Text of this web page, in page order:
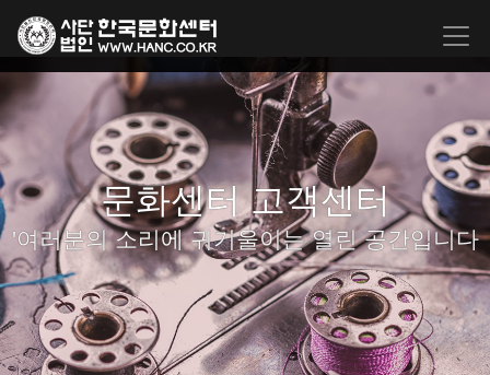
문화센터 고객센터
'여러분의 소리에 귀기울이는 열린 공간입니다